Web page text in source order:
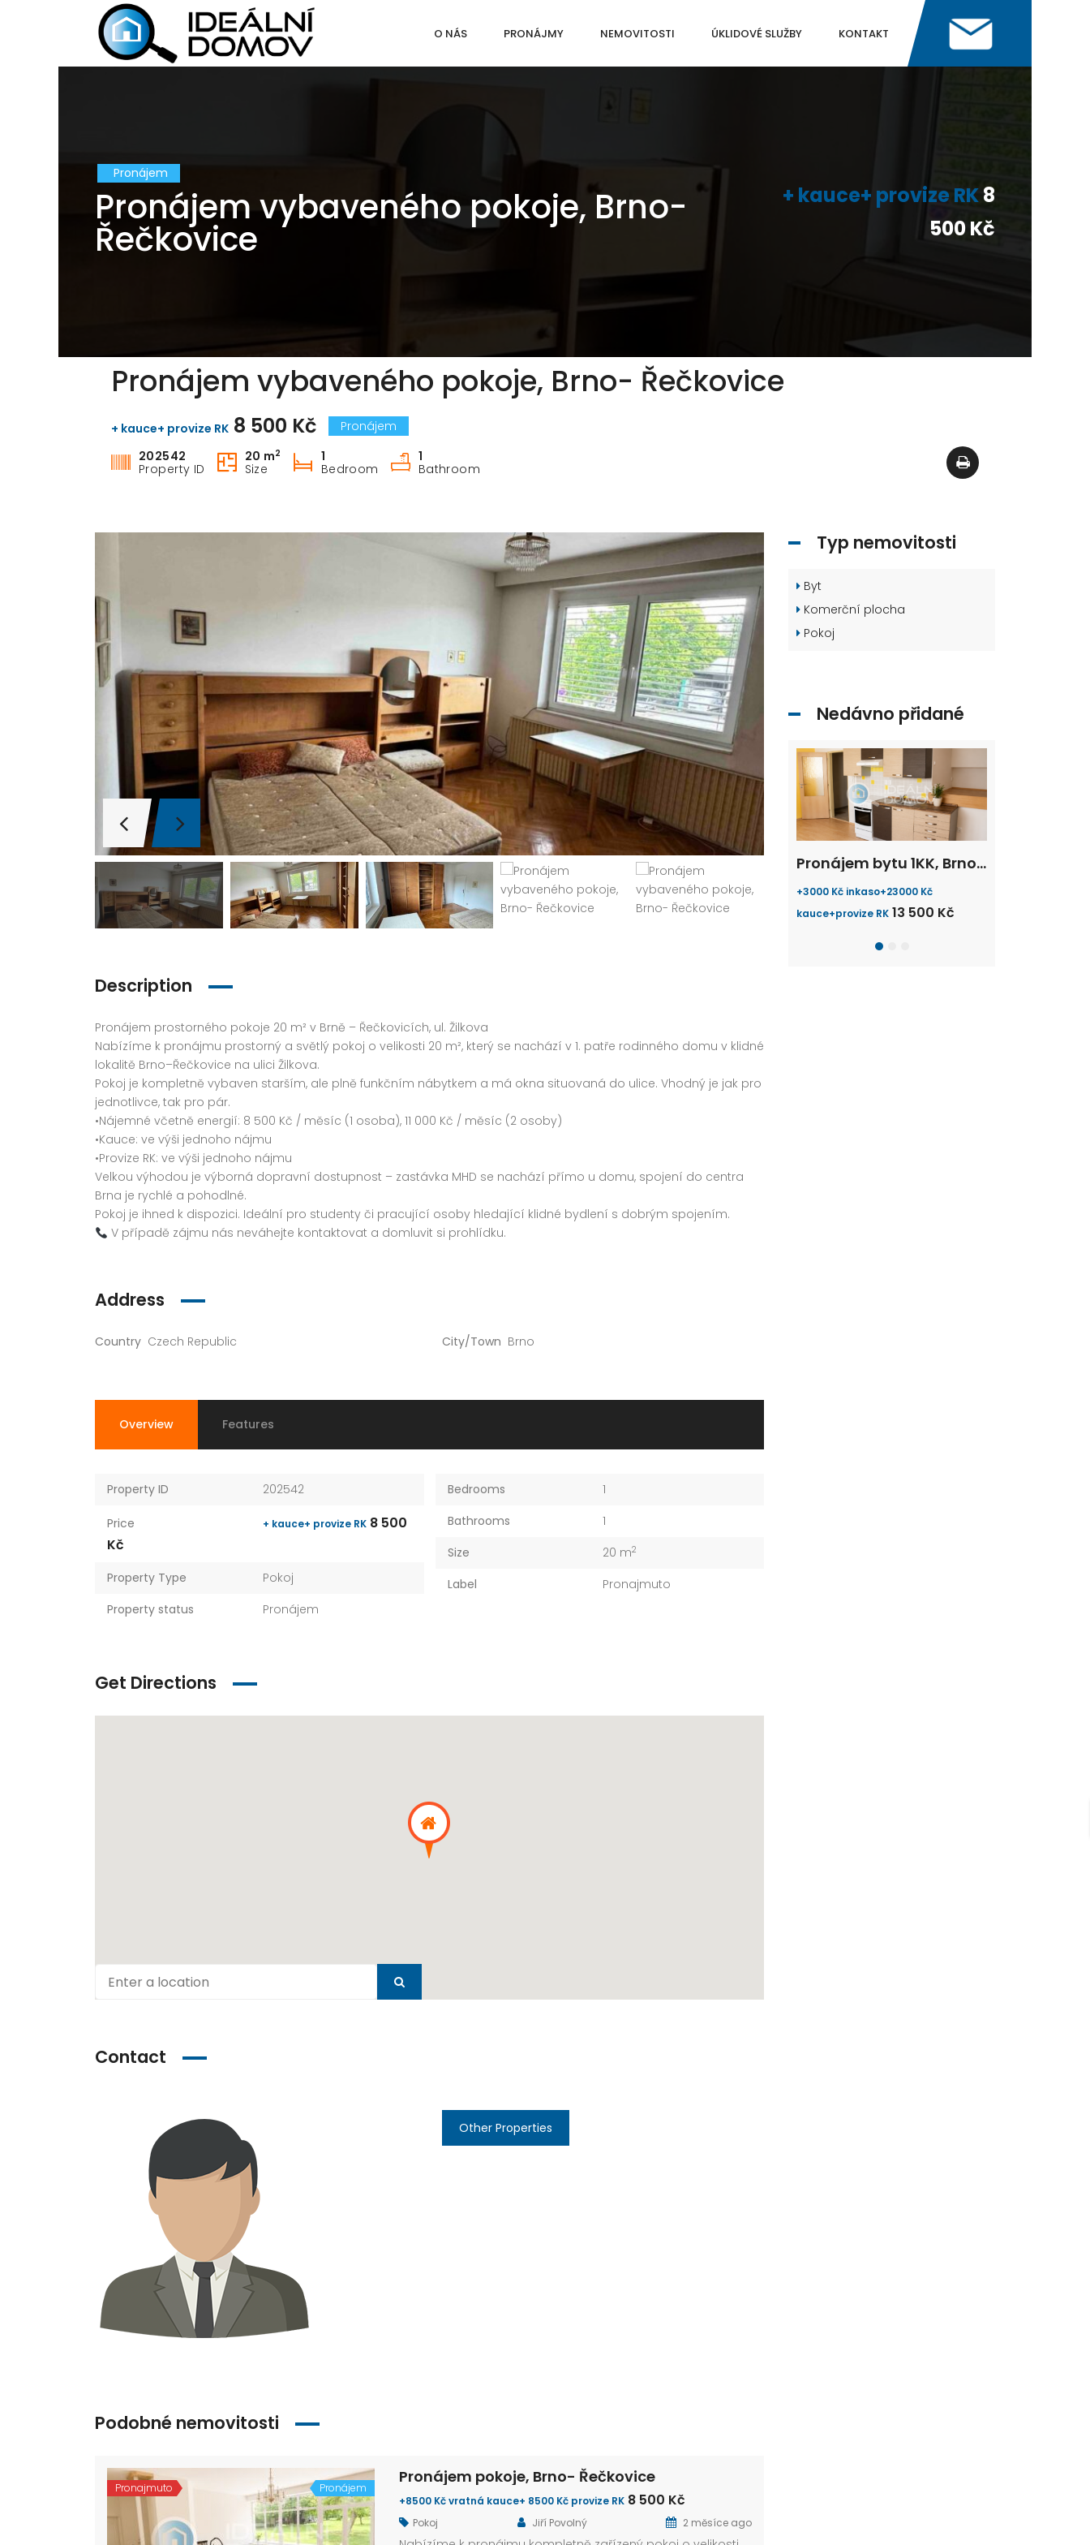
O NÁS PRONÁJMY NEMOVITOSTI ÚKLIDOVÉ SLUŽBY KONTAKT
Pronájem
Pronájem vybaveného pokoje, Brno-
Řečkovice
+ kauce+ provize RK8
500 Kč
Pronájem vybaveného pokoje, Brno- Řečkovice
+ kauce+ provize RK 8 500 Kč
Pronájem
202542
Property ID
20 m2
Size
1
Bedroom
1
Bathroom
Description
Pronájem prostorného pokoje 20 m² v Brně – Řečkovicích, ul. Žilkova
Nabízíme k pronájmu prostorný a světlý pokoj o velikosti 20 m², který se nachází v 1. patře rodinného domu v klidné
lokalitě Brno–Řečkovice na ulici Žilkova.
Pokoj je kompletně vybaven starším, ale plně funkčním nábytkem a má okna situovaná do ulice. Vhodný je jak pro
jednotlivce, tak pro pár.
•Nájemné včetně energií: 8 500 Kč / měsíc (1 osoba), 11 000 Kč / měsíc (2 osoby)
•Kauce: ve výši jednoho nájmu
•Provize RK: ve výši jednoho nájmu
Velkou výhodou je výborná dopravní dostupnost – zastávka MHD se nachází přímo u domu, spojení do centra
Brna je rychlé a pohodlné.
Pokoj je ihned k dispozici. Ideální pro studenty či pracující osoby hledající klidné bydlení s dobrým spojením.
V případě zájmu nás neváhejte kontaktovat a domluvit si prohlídku.
Address
Country Czech Republic City/Town Brno
Overview Features
Property ID 202542
Price + kauce+ provize RK8 500
Kč
Property Type
Pokoj
Property status
Pronájem
Bedrooms
1
Bathrooms
1
Size
20 m2
Label Pronajmuto
Get Directions
Contact
Other Properties
Podobné nemovitosti
Pronajmuto Pronájem
Pronájem pokoje, Brno- Řečkovice
+8500 Kč vratná kauce+ 8500 Kč provize RK 8 500 Kč
Pokoj Jiří Povolný 2 měsíce ago
Typ nemovitosti
Byt
Komerční plocha
Pokoj
Nedávno přidané
+8500 Kč vratná kauce+ 8500 Kč
provize RK8 500 Kč
K pronájmu útulný byt 1+KK v zahradním domku – Brno, Ivanovice
+2500 Kč záloha na energie14 500
Pronájem bytu 1KK, Brno- Hálkova
+3000 Kč inkaso+23000 Kč
kauce+provize RK 13 500 Kč